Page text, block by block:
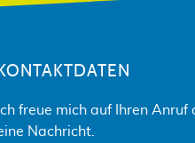
KONTAKTDATEN
Ich freue mich auf Ihren Anruf
Nachricht.